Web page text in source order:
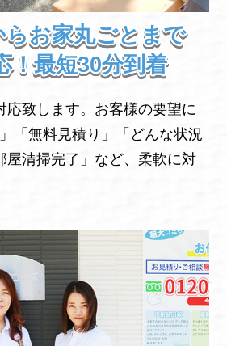
らお家丸ごとまで
！最短30分到着
応致します。お客様の要望に
「無料見積り」「どんな状況
屋清掃完了」など、柔軟に対